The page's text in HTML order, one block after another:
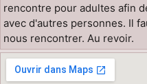
rencontre pour adultes afin
avec d'autres personnes. Il
nous rencontrer. Au revoir.